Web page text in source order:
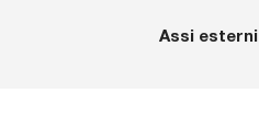
Assi esterni